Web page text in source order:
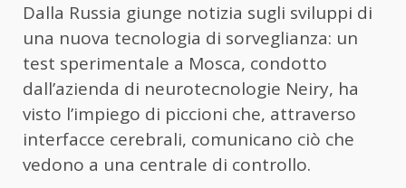
Dalla Russia giunge notizia sugli sviluppi di
una nuova tecnologia di sorveglianza: un
test sperimentale a Mosca, condotto
dall’azienda di neurotecnologie Neiry, ha
visto l’impiego di piccioni che, attraverso
interfacce cerebrali, comunicano ciò che
vedono a una centrale di controllo.